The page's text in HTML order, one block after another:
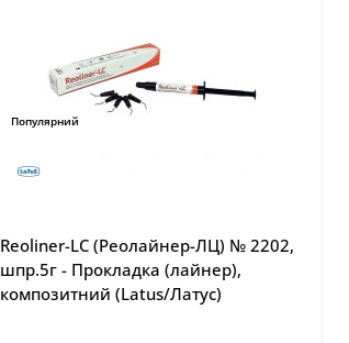
Популярний
Reoliner-LC (Реолайнер-ЛЦ) № 2202,
шпр.5г - Прокладка (лайнер),
композитний (Latus/Латус)